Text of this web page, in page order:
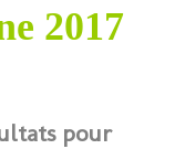
2017
pour